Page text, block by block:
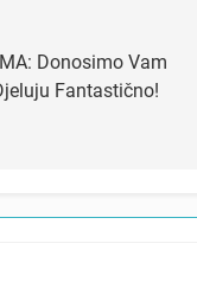
Donosimo Vam
Fantastično!